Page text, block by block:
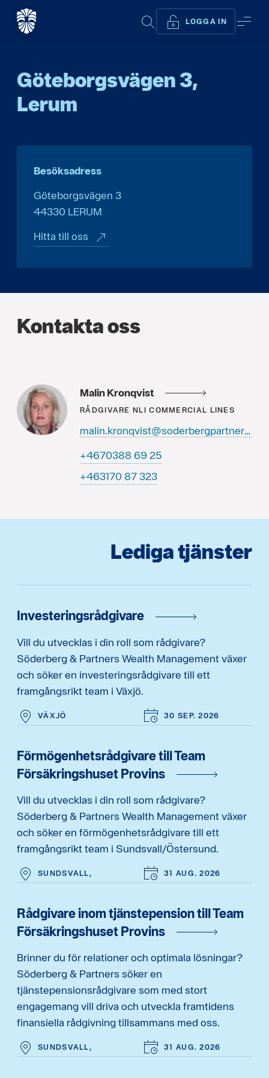
SÖK LOGGA IN
Start Lerum (Göteborgsvägen 3)
Göteborgsvägen 3,
Lerum
Besöksadress
Göteborgsvägen 3
44330 LERUM
Hitta till oss
Kontakta oss
Malin Kronqvist
RÅDGIVARE NLI COMMERCIAL LINES
malin.kronqvist@soderbergpartners.se
52 96 8830764+
323 78 071364+
Lediga tjänster
Investeringsrådgivare
Vill du utvecklas i din roll som rådgivare?
Söderberg & Partners Wealth Management växer
och söker en investeringsrådgivare till ett
framgångsrikt team i Växjö.
VÄXJÖ 30 SEP. 2026
Förmögenhetsrådgivare till Team
Försäkringshuset Provins
Vill du utvecklas i din roll som rådgivare?
Söderberg & Partners Wealth Management växer
och söker en förmögenhetsrådgivare till ett
framgångsrikt team i Sundsvall/Östersund.
SUNDSVALL, 31 AUG. 2026
Rådgivare inom tjänstepension till Team
Försäkringshuset Provins
Brinner du för relationer och optimala lösningar?
Söderberg & Partners söker en
tjänstepensionsrådgivare som med stort
engagemang vill driva och utveckla framtidens
finansiella rådgivning tillsammans med oss.
SUNDSVALL, 31 AUG. 2026